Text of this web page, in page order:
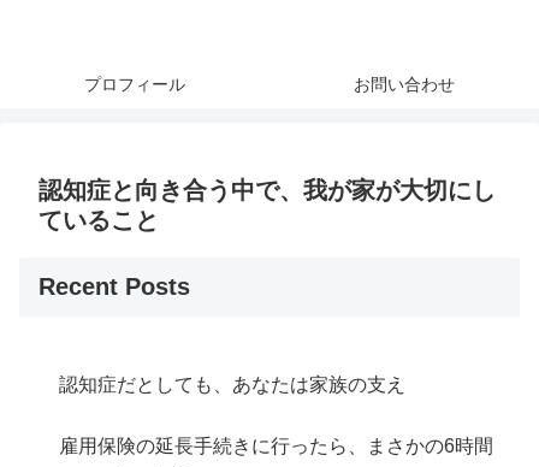
プロフィール お問い合わせ
認知症と向き合う中で、我が家が大切にし
ていること
Recent Posts
認知症だとしても、あなたは家族の支え
雇用保険の延長手続きに行ったら、まさかの6時間